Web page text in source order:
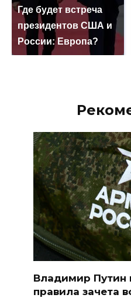
Где будет встреча
президентов США и
России: Европа?
Владимир Путин
правила зачета